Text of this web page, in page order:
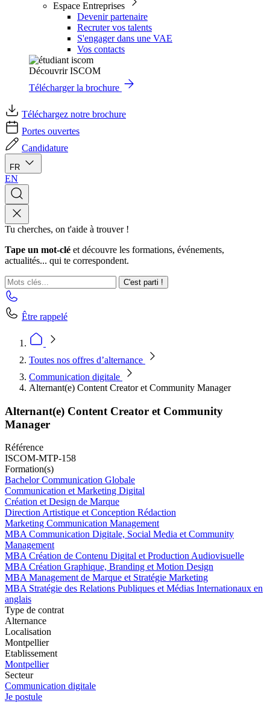
Espace Entreprises
Devenir partenaire
Recruter vos talents
S'engager dans une VAE
Vos contacts
Découvrir ISCOM
Télécharger la brochure
Téléchargez notre brochure
Portes ouvertes
Candidature
FR
EN
Tu cherches, on t'aide à trouver !
Tape un mot-clé et découvre les formations, événements,
actualités... qui te correspondent.
C'est parti !
Être rappelé
Toutes nos offres d’alternance
Communication digitale
Alternant(e) Content Creator et Community Manager
Alternant(e) Content Creator et Community
Manager
Référence
ISCOM-MTP-158
Formation(s)
Bachelor Communication Globale
Communication et Marketing Digital
Création et Design de Marque
Direction Artistique et Conception Rédaction
Marketing Communication Management
MBA Communication Digitale, Social Media et Community
Management
MBA Création de Contenu Digital et Production Audiovisuelle
MBA Création Graphique, Branding et Motion Design
MBA Management de Marque et Stratégie Marketing
MBA Stratégie des Relations Publiques et Médias Internationaux en
anglais
Type de contrat
Alternance
Localisation
Montpellier
Etablissement
Montpellier
Secteur
Communication digitale
Je postule